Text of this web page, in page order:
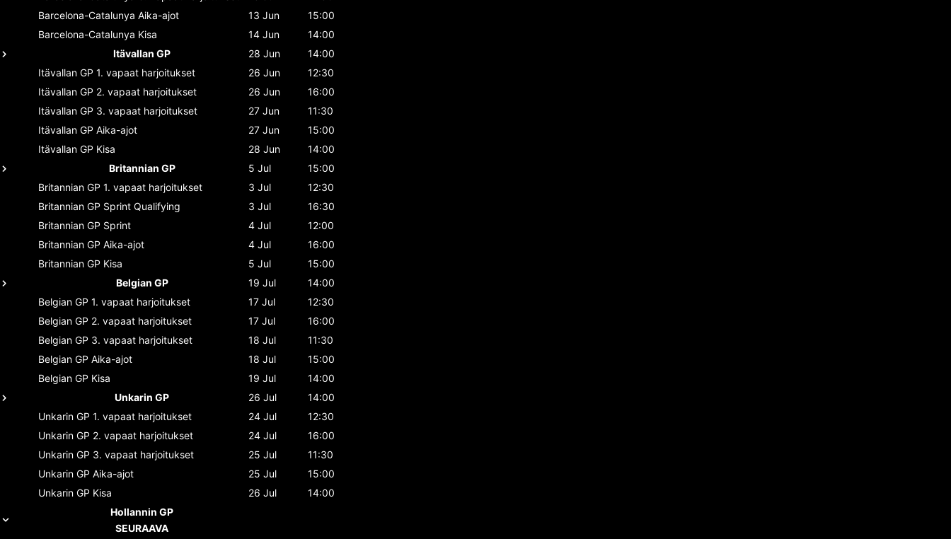
Barcelona-Catalunya Aika-ajot 13 Jun
15:00
Barcelona-Catalunya Kisa 14 Jun
14:00
Itävallan GP
28 Jun
14:00
Itävallan GP 1. vapaat harjoitukset 26 Jun
12:30
Itävallan GP 2. vapaat harjoitukset 26 Jun
16:00
Itävallan GP 3. vapaat harjoitukset 27 Jun
11:30
Itävallan GP Aika-ajot 27 Jun
15:00
Itävallan GP Kisa 28 Jun
14:00
Britannian GP
5 Jul
15:00
Britannian GP 1. vapaat harjoitukset 3 Jul
12:30
Britannian GP Sprint Qualifying 3 Jul
16:30
Britannian GP Sprint 4 Jul
12:00
Britannian GP Aika-ajot 4 Jul
16:00
Britannian GP Kisa 5 Jul
15:00
Belgian GP
19 Jul
14:00
Belgian GP 1. vapaat harjoitukset 17 Jul
12:30
Belgian GP 2. vapaat harjoitukset 17 Jul
16:00
Belgian GP 3. vapaat harjoitukset 18 Jul
11:30
Belgian GP Aika-ajot 18 Jul
15:00
Belgian GP Kisa 19 Jul
14:00
Unkarin GP
26 Jul
14:00
Unkarin GP 1. vapaat harjoitukset 24 Jul
12:30
Unkarin GP 2. vapaat harjoitukset 24 Jul
16:00
Unkarin GP 3. vapaat harjoitukset 25 Jul
11:30
Unkarin GP Aika-ajot 25 Jul
15:00
Unkarin GP Kisa 26 Jul
14:00
Hollannin GP
SEURAAVA